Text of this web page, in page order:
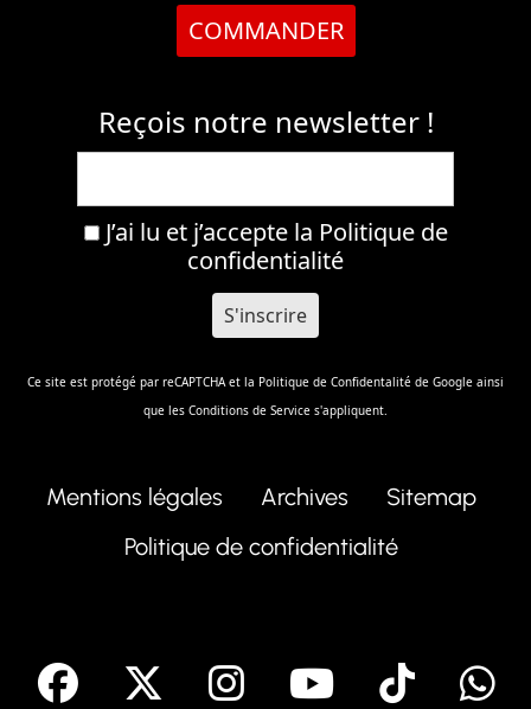
COMMANDER
Reçois notre newsletter !
J’ai lu et j’accepte la Politique de
confidentialité
Ce site est protégé par reCAPTCHA et la Politique de Confidentalité de Google ainsi
que les Conditions de Service s'appliquent.
Mentions légales Archives
Sitemap
Politique de confidentialité
facebook Instagram
Youtube
Tik